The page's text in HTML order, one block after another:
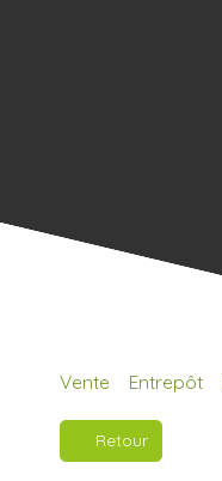
Vente Entrepôt
Retour